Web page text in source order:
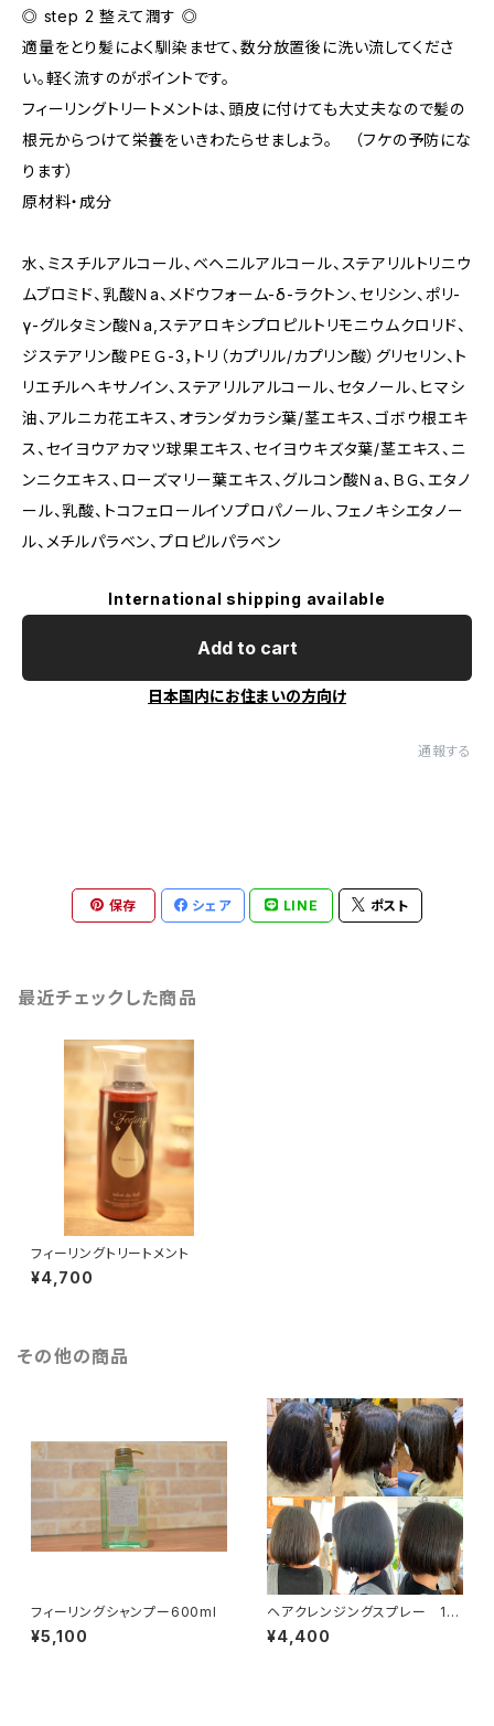
◎ step 2 整えて潤す ◎
適量をとり髪によく馴染ませて、数分放置後に洗い流してくださ
い。軽く流すのがポイントです。
フィーリングトリートメントは、頭皮に付けても大丈夫なので髪の
根元からつけて栄養をいきわたらせましょう。 （フケの予防にな
ります）
原材料・成分
水、ミスチルアルコール、ベヘニルアルコール、ステアリルトリニウ
ムブロミド、乳酸Ｎa、メドウフォーム-δ-ラクトン、セリシン、ポリ-
γ-グルタミン酸Ｎa,ステアロキシプロピルトリモニウムクロリド、
ジステアリン酸ＰＥＧ-3，トリ（カプリル/カプリン酸）グリセリン、ト
リエチルヘキサノイン、ステアリルアルコール、セタノール、ヒマシ
油、アルニカ花エキス、オランダカラシ葉/茎エキス、ゴボウ根エキ
ス、セイヨウアカマツ球果エキス、セイヨウキズタ葉/茎エキス、ニ
ンニクエキス、ローズマリー葉エキス、グルコン酸Ｎa、ＢＧ、エタノ
ール、乳酸、トコフェロールイソプロパノール、フェノキシエタノー
ル、メチルパラベン、プロピルパラベン
International shipping available
Add to cart
日本国内にお住まいの方向け
通報する
保存 シェア LINE ポスト
最近チェックした商品
フィーリングトリートメント
¥4,700
その他の商品
フィーリングシャンプー600ml
¥5,100
ヘアクレンジングスプレー 10
0g
¥4,400